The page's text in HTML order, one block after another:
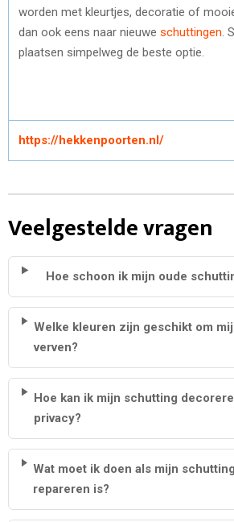
worden met kleurtjes, decoratie of
dan ook eens naar nieuwe schuttingen .
plaatsen simpelweg de beste optie.
https://hekkenpoorten.nl/
Veelgestelde vragen
Hoe schoon ik mijn oude
Welke kleuren zijn geschikt om
verven?
Hoe kan ik mijn schutting
privacy?
Wat moet ik doen als mijn
repareren is?